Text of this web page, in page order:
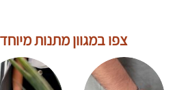
צפו במגוון מתנות